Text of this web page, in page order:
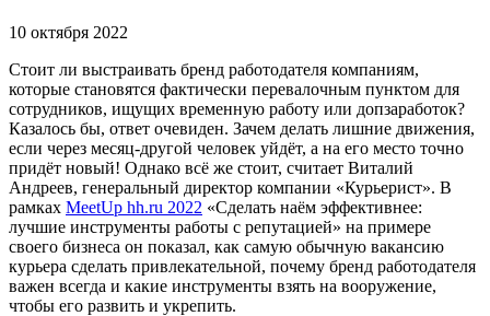
10 октября 2022
Стоит ли выстраивать бренд работодателя компаниям,
которые становятся фактически перевалочным пунктом для
сотрудников, ищущих временную работу или допзаработок?
Казалось бы, ответ очевиден. Зачем делать лишние движения,
если через месяц-другой человек уйдёт, а на его место точно
придёт новый! Однако всё же стоит, считает Виталий
Андреев, генеральный директор компании «Курьерист». В
рамках MeetUp hh.ru 2022 «Сделать наём эффективнее:
лучшие инструменты работы с репутацией» на примере
своего бизнеса он показал, как самую обычную вакансию
курьера сделать привлекательной, почему бренд работодателя
важен всегда и какие инструменты взять на вооружение,
чтобы его развить и укрепить.